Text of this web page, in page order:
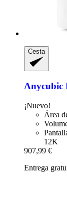
Cesta
Anycubic
¡Nuevo!
Área
12K
907,99 €
Entrega